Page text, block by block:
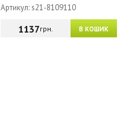
Артикул: s21-8109110
В КОШИК
1137грн.